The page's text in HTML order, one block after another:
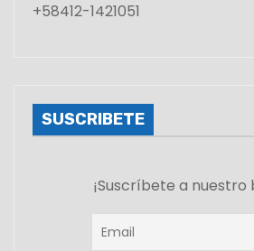
+58412-1421051
SUSCRIBETE
¡Suscríbete a nuestro